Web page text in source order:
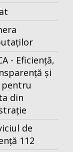
- Eficiență,
și
din
de
112